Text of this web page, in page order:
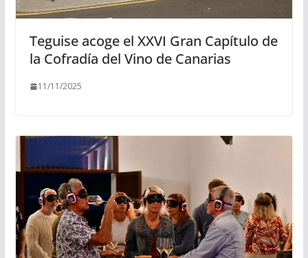
Teguise acoge el XXVI Gran Capítulo de
la Cofradía del Vino de Canarias
11/11/2025